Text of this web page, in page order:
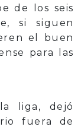
de los seis
si siguen
el buen
para las
liga, dejó
fuera de